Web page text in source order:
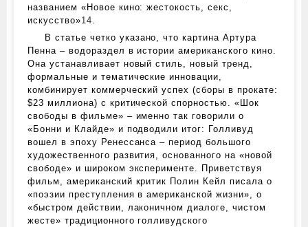
названием «Новое кино: жестокость, секс,
искусство»14
В статье четко указано, что картина Артура
Пенна – водораздел в истории американского кино.
Она устанавливает новый стиль, новый тренд,
формальные и тематические инновации,
комбинирует коммерческий успех (сборы в прокате:
$23 миллиона) с критической спорностью. «Шок
свободы в фильме» – именно так говорили о
«Бонни и Клайде» и подводили итог: Голливуд
вошел в эпоху Ренессанса – период большого
художественного развития, основанного на «новой
свободе» и широком эксперименте. Приветствуя
фильм, американский критик Полин Кейл писала о
«поэзии преступления в американской жизни», о
«быстром действии, лаконичном диалоге, чистом
жесте» традиционного голливудского